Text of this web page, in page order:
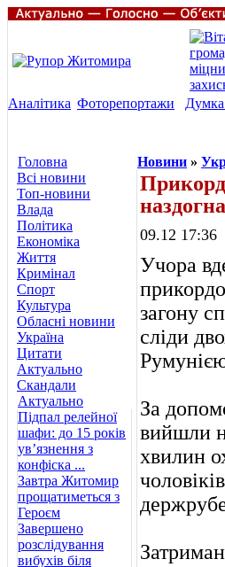
Аналітика Фоторепортажи Думка
Головна
Всі новини
Топ-новини
Влада
Політика
Економіка
Життя
Кримінал
Спорт
Культура
Обласні новини
Україна
Цитати
Актуально
Скандали
Актуально
Підпал релейної
шафи: до 15 років
ув’язнення з
конфіска ...
Завтра Житомир
прощатиметься з
Героєм
Завершено
розслідування
вибухів біля
Новини »
09.12 17:36
Учора
загону
сліди
За
вийшли
хвилин